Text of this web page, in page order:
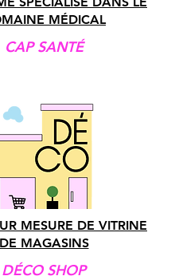
MÉDICAL
CAP SANTÉ
MESURE DE VITRINE
DE MAGASINS
DÉCO SHOP